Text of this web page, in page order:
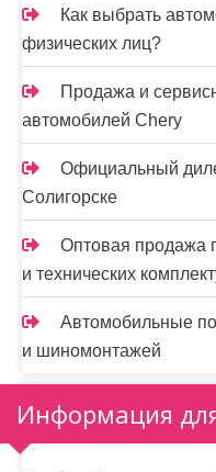
Как выбрать
физических лиц?
Продажа и
автомобилей Chery
Официальный
Солигорске
Оптовая продажа
и технических
Автомобильные
и шиномонтажей
Информация